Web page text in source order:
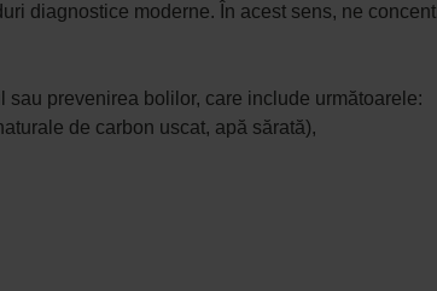
diagnostice moderne. În acest sens, ne
prevenirea bolilor, care include următoarele:
de carbon uscat, apă sărată),